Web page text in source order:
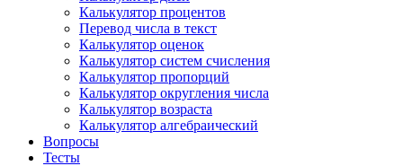
Калькулятор процентов
Перевод числа в текст
Калькулятор оценок
Калькулятор систем счисления
Калькулятор пропорций
Калькулятор округления числа
Калькулятор возраста
Калькулятор алгебраический
Вопросы
Тесты